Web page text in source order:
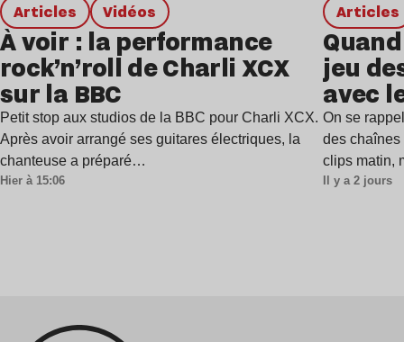
Articles Vidéos
À voir : la performance
rock’n’roll de Charli XCX
sur la BBC
Petit stop aux studios de la BBC pour Charli XCX.
Après avoir arrangé ses guitares électriques, la
chanteuse a préparé…
Hier à 15:06
Articles
jeu
avec
On se
des
clips matin,
Il y a 2 jours